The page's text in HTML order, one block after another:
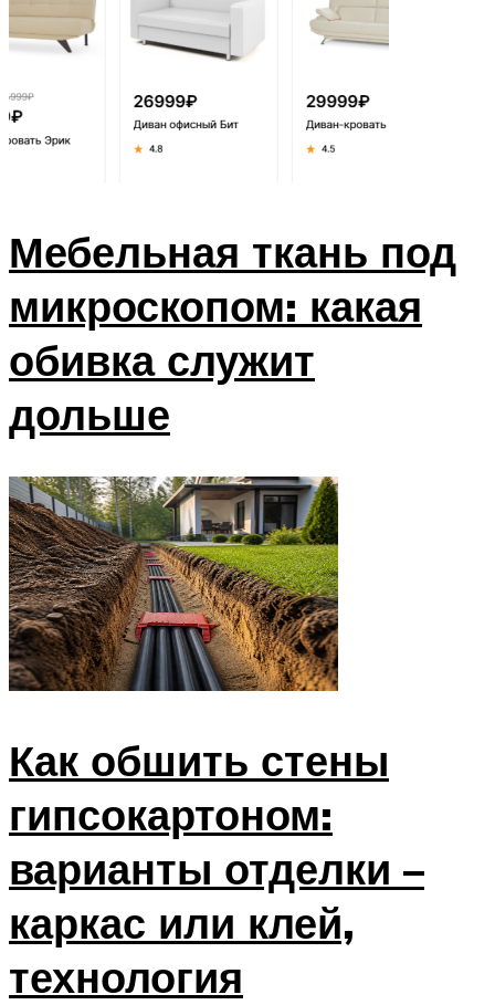
Мебельная ткань под
микроскопом: какая
обивка служит
дольше
Как обшить стены
гипсокартоном:
варианты отделки –
каркас или клей,
технология